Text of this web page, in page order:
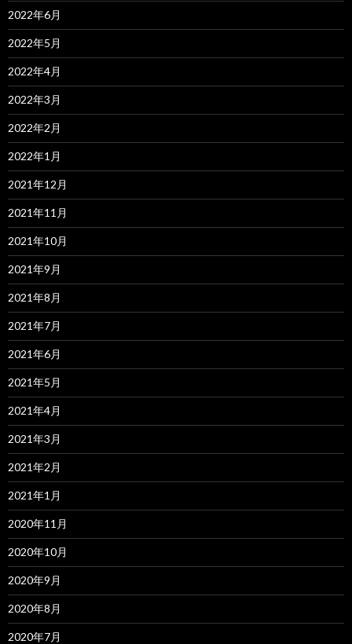
2022年6月
2022年5月
2022年4月
2022年3月
2022年2月
2022年1月
2021年12月
2021年11月
2021年10月
2021年9月
2021年8月
2021年7月
2021年6月
2021年5月
2021年4月
2021年3月
2021年2月
2021年1月
2020年11月
2020年10月
2020年9月
2020年8月
2020年7月